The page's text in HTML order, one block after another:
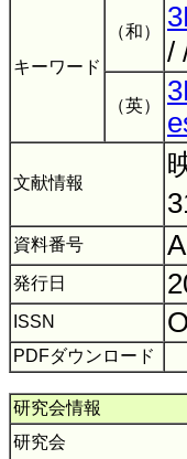
キーワード
（和）
/
（英）
文献情報
資料番号
発行日
ISSN
PDFダウンロード
研究会情報
研究会